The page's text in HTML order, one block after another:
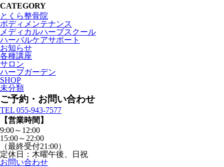
CATEGORY
とくら整骨院
ボディメンテナンス
メディカルハーブスクール
ハーバルケアサポート
お知らせ
各種講座
サロン
ハーブガーデン
SHOP
未分類
ご予約・お問い合わせ
TEL 055-943-7577
【営業時間】
9:00～12:00
15:00～22:00
（最終受付21:00）
定休日：木曜午後、日祝
お問い合わせ